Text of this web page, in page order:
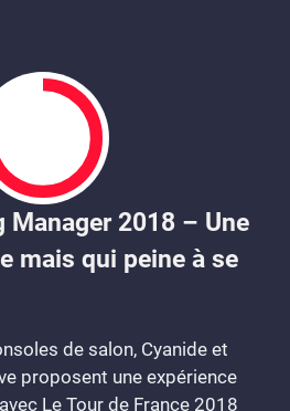
7
Manager 2018 – Une
mais qui peine à se
de salon, Cyanide et
proposent une expérience
Le Tour de France 2018